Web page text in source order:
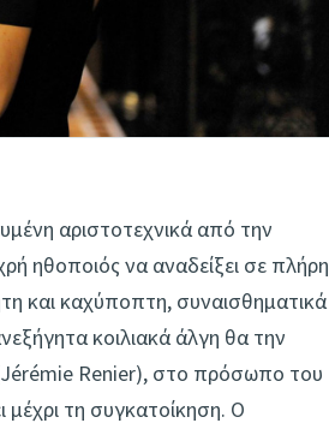
αριστοτεχνικά από την
ηθοποιός να αναδείξει σε πλήρη
και καχύποπτη, συναισθηματικά
κοιλιακά άλγη θα την
Renier), στο πρόσωπο του
τη συγκατοίκηση. Ο